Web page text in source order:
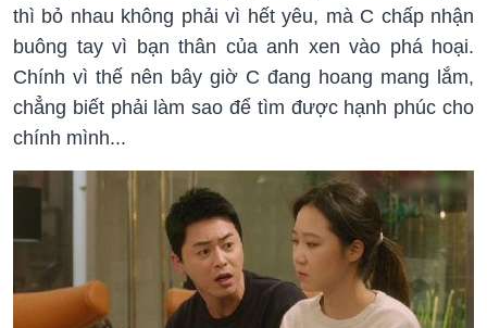
thì bỏ nhau không phải vì hết yêu, mà C chấp nhận
buông tay vì bạn thân của anh xen vào phá hoại.
Chính vì thế nên bây giờ C đang hoang mang lắm,
chẳng biết phải làm sao để tìm được hạnh phúc cho
chính mình...